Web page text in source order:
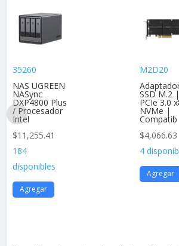
35260
NAS UGREEN
NASync
DXP4800 Plus
/ Procesador
Intel
$11,255.41
184
disponibles
Agregar
M2D20
SSD M.2 |
PCIe 3.0
NVMe |
Compatib
$4,066.63
4
Agregar